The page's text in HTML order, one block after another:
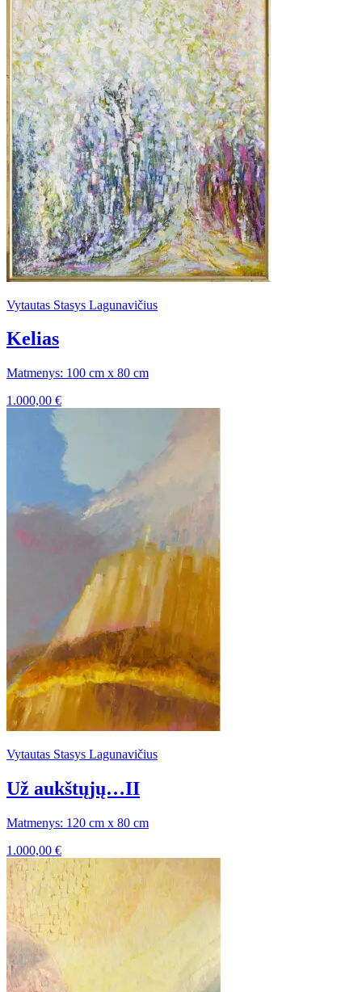
Vytautas Stasys Lagunavičius
Kelias
Matmenys: 100 cm x 80 cm
1.000,00 €
Vytautas Stasys Lagunavičius
Už aukštųjų…II
Matmenys: 120 cm x 80 cm
1.000,00 €